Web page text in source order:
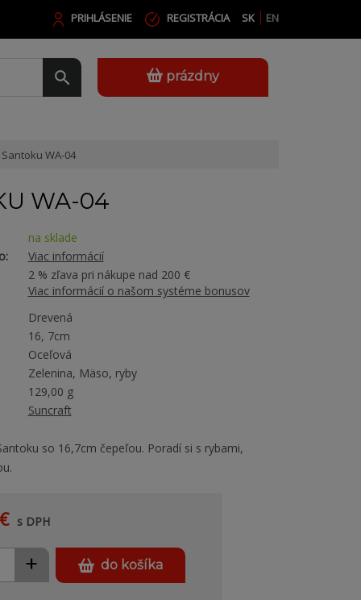
SK EN
PRIHLÁSENIE REGISTRÁCIA
prázdny
Santoku WA-04
WA-04
na sklade
Viac informácií
2 % zľava pri nákupe nad 200 €
Viac informácií o našom systéme bonusov
Drevená
16, 7cm
Oceľová
Zelenina, Mäso, ryby
129,00 g
Suncraft
so 16,7cm čepeľou. Poradí si s rybami,
s DPH
+ do košíka